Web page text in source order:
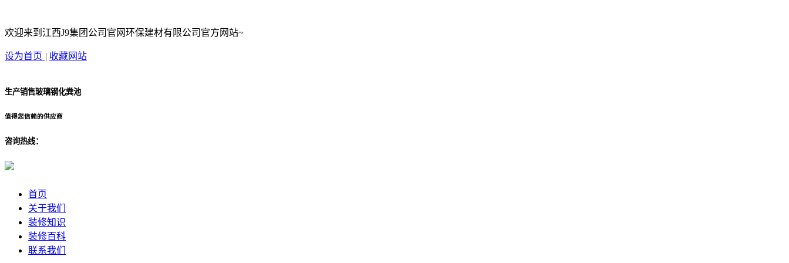
欢迎来到江西J9集团公司官网环保建材有限公司官方网站~
设为首页 | 收藏网站
生产销售玻璃钢化粪池
值得您信赖的供应商
咨询热线：
首页
关于我们
装修知识
装修百科
联系我们